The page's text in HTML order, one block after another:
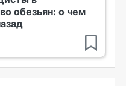
обезьян: о чем